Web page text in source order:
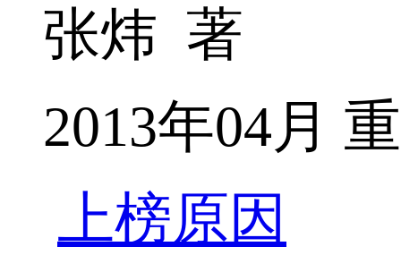
张炜 著
2013年04月
上榜原因